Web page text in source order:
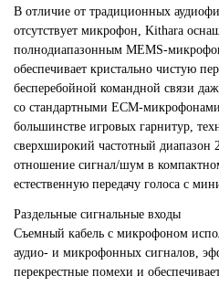
В отличие от традиционных
отсутствует микрофон, Kithara
полнодиапазонным MEMS-
обеспечивает кристально чистую
бесперебойной командной связи
со стандартными ECM-
большинстве игровых гарнитур,
сверхширокий частотный
отношение сигнал/шум в
естественную передачу голоса с
Раздельные сигнальные входы
Съемный кабель с микрофоном
аудио- и микрофонных сигналов,
перекрестные помехи и